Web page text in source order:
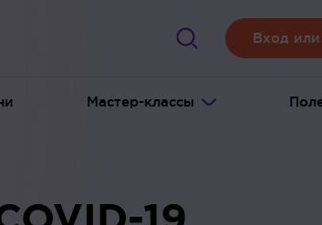
Вход или
Мастер-классы